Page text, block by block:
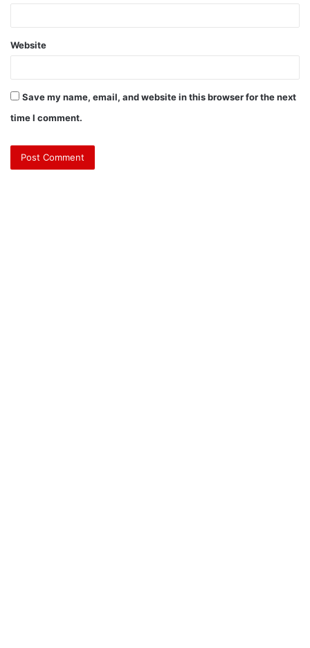
Website
Save my name, email, and website in this browser for the next
time I comment.